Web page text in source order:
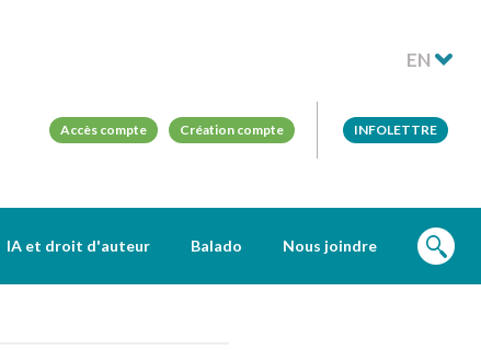
EN
Accès compte Création compte INFOLETTRE
IA et droit d'auteur Balado Nous joindre